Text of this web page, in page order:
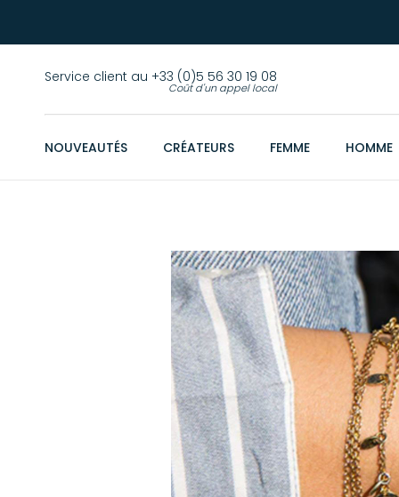
Service client au +33 (0)5 56 30 19 08
Coût d'un appel local
NOUVEAUTÉS CRÉATEURS FEMME HOMME